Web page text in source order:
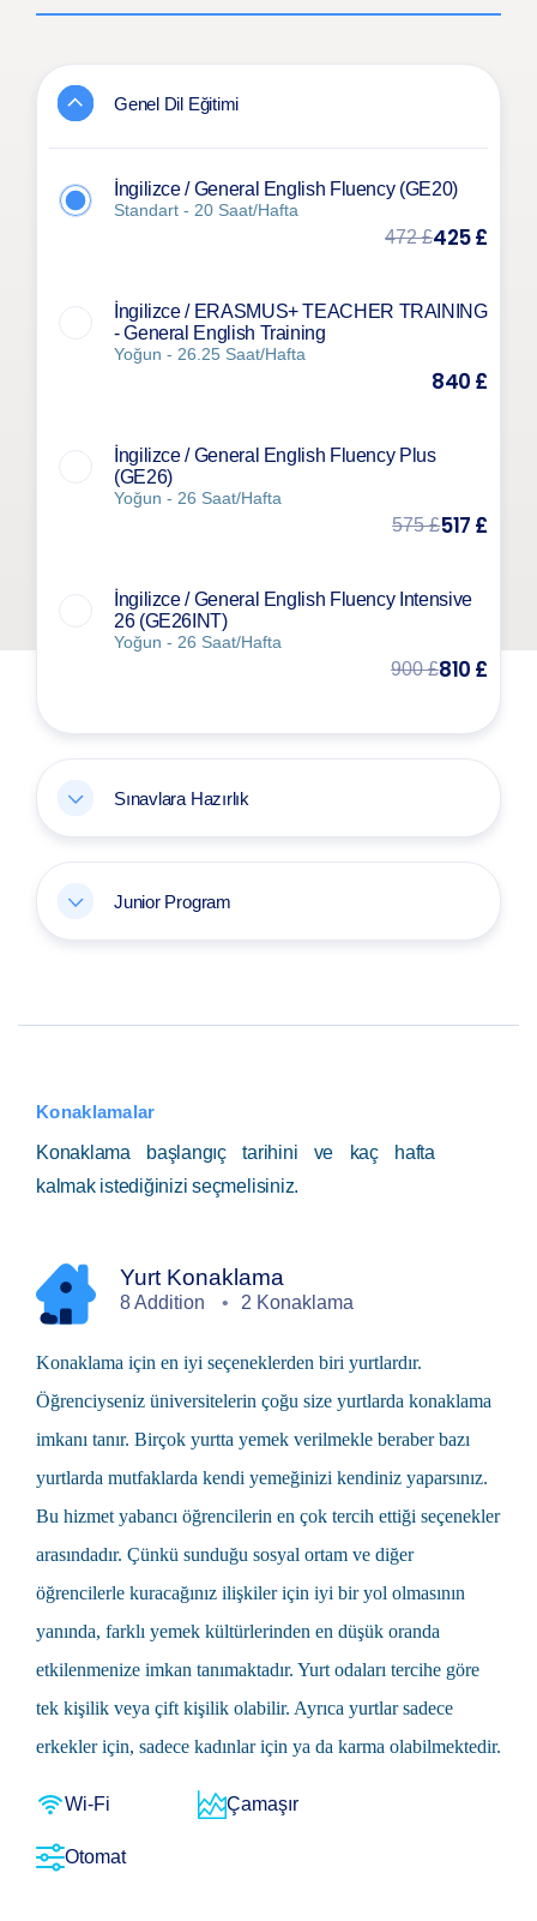
Genel Dil Eğitimi
İngilizce / General English Fluency (GE20)
Standart - 20 Saat/Hafta
472 £425 £
İngilizce / ERASMUS+ TEACHER TRAINING
- General English Training
Yoğun - 26.25 Saat/Hafta
840 £
İngilizce / General English Fluency Plus
(GE26)
Yoğun - 26 Saat/Hafta
575 £517 £
İngilizce / General English Fluency Intensive
26 (GE26INT)
Yoğun - 26 Saat/Hafta
900 £810 £
Sınavlara Hazırlık
Junior Program
Konaklamalar
Konaklama başlangıç tarihini ve kaç hafta
kalmak istediğinizi seçmelisiniz.
Yurt Konaklama
8 Addition 2 Konaklama
Konaklama için en iyi seçeneklerden biri yurtlardır.
Öğrenciyseniz üniversitelerin çoğu size yurtlarda konaklama
imkanı tanır. Birçok yurtta yemek verilmekle beraber bazı
yurtlarda mutfaklarda kendi yemeğinizi kendiniz yaparsınız.
Bu hizmet yabancı öğrencilerin en çok tercih ettiği seçenekler
arasındadır. Çünkü sunduğu sosyal ortam ve diğer
öğrencilerle kuracağınız ilişkiler için iyi bir yol olmasının
yanında, farklı yemek kültürlerinden en düşük oranda
etkilenmenize imkan tanımaktadır. Yurt odaları tercihe göre
tek kişilik veya çift kişilik olabilir. Ayrıca yurtlar sadece
erkekler için, sadece kadınlar için ya da karma olabilmektedir.
Wi-Fi Çamaşır
Otomat